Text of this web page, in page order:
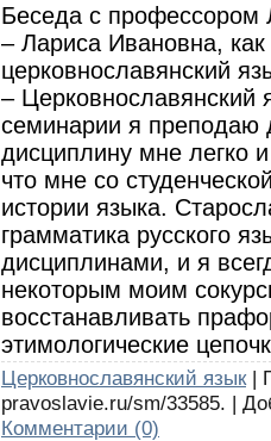
Беседа с
– Лариса Ивановна,
церковнославянский
– Церковнославянский
семинарии я преподаю
дисциплину мне легко
что мне со
истории языка.
грамматика русского
дисциплинами, и я
некоторым моим
восстанавливать
этимологические
Церковнославянский язык|
pravoslavie.ru/sm/33585. |
Комментарии (0)